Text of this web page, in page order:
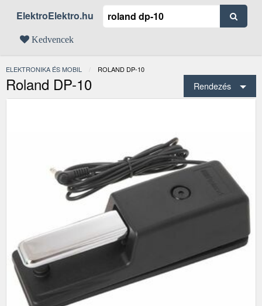
ElektroElektro.hu
Kedvencek
ELEKTRONIKA ÉS MOBIL JELENLEGI:
ROLAND DP-10
Roland DP-10 Rendezés